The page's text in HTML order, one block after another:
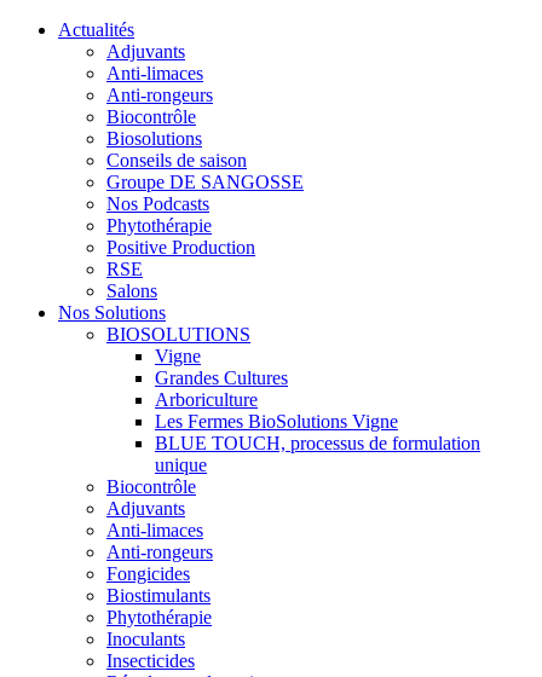
Actualités
Adjuvants
Anti-limaces
Anti-rongeurs
Biocontrôle
Biosolutions
Conseils de saison
Groupe DE SANGOSSE
Nos Podcasts
Phytothérapie
Positive Production
RSE
Salons
Nos Solutions
BIOSOLUTIONS
Vigne
Grandes Cultures
Arboriculture
Les Fermes BioSolutions Vigne
BLUE TOUCH, processus de formulation
unique
Biocontrôle
Adjuvants
Anti-limaces
Anti-rongeurs
Fongicides
Biostimulants
Phytothérapie
Inoculants
Insecticides